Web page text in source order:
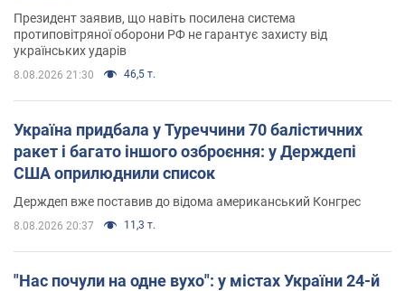
Президент заявив, що навіть посилена система
протиповітряної оборони РФ не гарантує захисту від
українських ударів
8.08.2026 21:30 46,5 т.
Україна придбала у Туреччини 70 балістичних
ракет і багато іншого озброєння: у Держдепі
США оприлюднили список
Держдеп вже поставив до відома американський Конгрес
8.08.2026 20:37 11,3 т.
"Нас почули на одне вухо": у містах України 24-й